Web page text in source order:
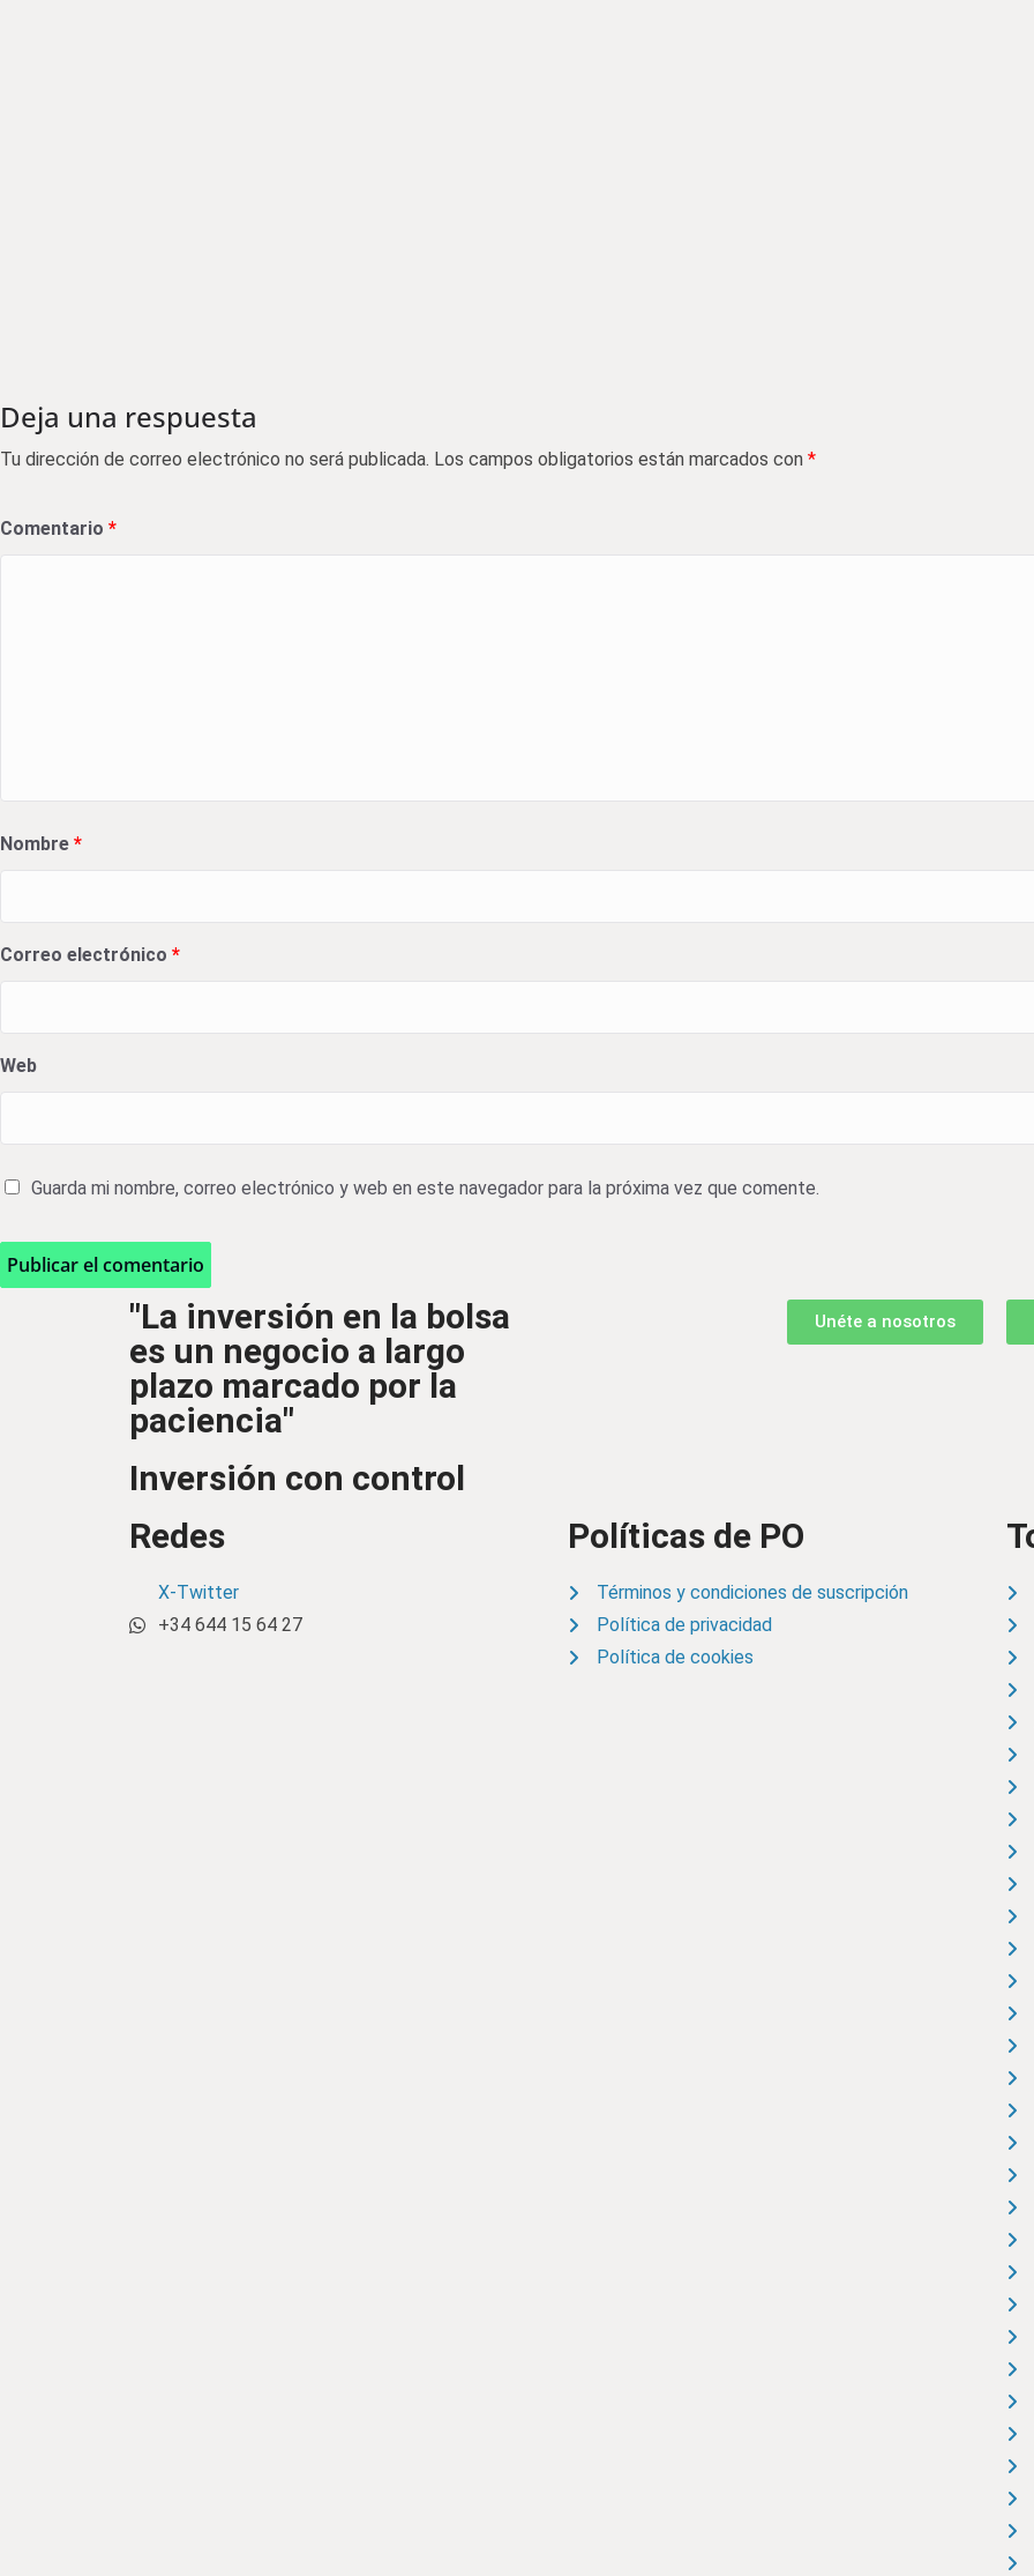
Deja una respuesta
Tu dirección de correo electrónico no será publicada. Los campos obligatorios están marcados con *
Comentario *
Nombre *
Correo electrónico *
Web
Guarda mi nombre, correo electrónico y web en este navegador para la próxima vez que comente.
"La inversión en la bolsa
es un negocio a largo
plazo marcado por la
paciencia"
Inversión con control
Unéte a nosotros
Redes
X-Twitter
+34 644 15 64 27
Políticas de PO
Términos y condiciones de suscripción
Política de privacidad
Política de cookies